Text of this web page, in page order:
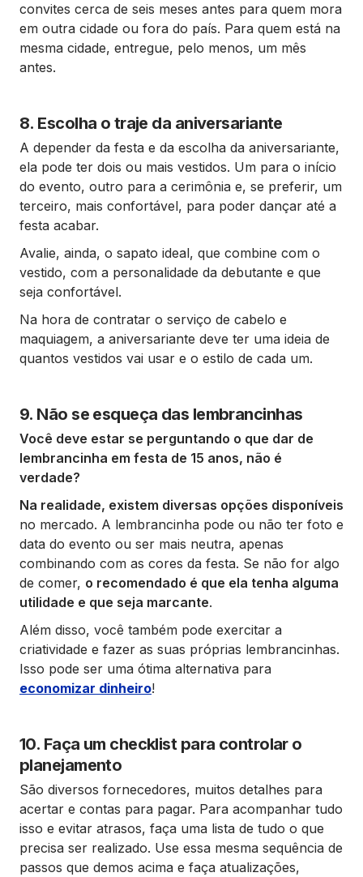
convites cerca de seis meses antes para quem mora
em outra cidade ou fora do país. Para quem está na
mesma cidade, entregue, pelo menos, um mês
antes.
8. Escolha o traje da aniversariante
A depender da festa e da escolha da aniversariante,
ela pode ter dois ou mais vestidos. Um para o início
do evento, outro para a cerimônia e, se preferir, um
terceiro, mais confortável, para poder dançar até a
festa acabar.
Avalie, ainda, o sapato ideal, que combine com o
vestido, com a personalidade da debutante e que
seja confortável.
Na hora de contratar o serviço de cabelo e
maquiagem, a aniversariante deve ter uma ideia de
quantos vestidos vai usar e o estilo de cada um.
9. Não se esqueça das lembrancinhas
Você deve estar se perguntando o que dar de
lembrancinha em festa de 15 anos, não é
verdade?
Na realidade, existem diversas opções disponíveis
no mercado. A lembrancinha pode ou não ter foto e
data do evento ou ser mais neutra, apenas
combinando com as cores da festa. Se não for algo
de comer, o recomendado é que ela tenha alguma
utilidade e que seja marcante.
Além disso, você também pode exercitar a
criatividade e fazer as suas próprias lembrancinhas.
Isso pode ser uma ótima alternativa para
economizar dinheiro!
10. Faça um checklist para controlar o
planejamento
São diversos fornecedores, muitos detalhes para
acertar e contas para pagar. Para acompanhar tudo
isso e evitar atrasos, faça uma lista de tudo o que
precisa ser realizado. Use essa mesma sequência de
passos que demos acima e faça atualizações,